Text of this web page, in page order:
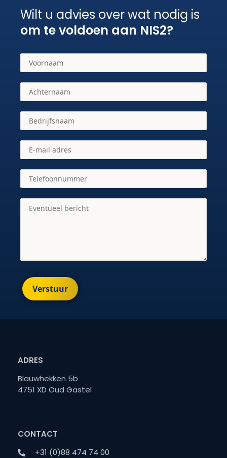
Wilt u advies over wat nodig is
om te voldoen aan NIS2?
Verstuur
ADRES
Blauwhekken 5b
4751 XD Oud Gastel
CONTACT
+31 (0)88 474 74 00